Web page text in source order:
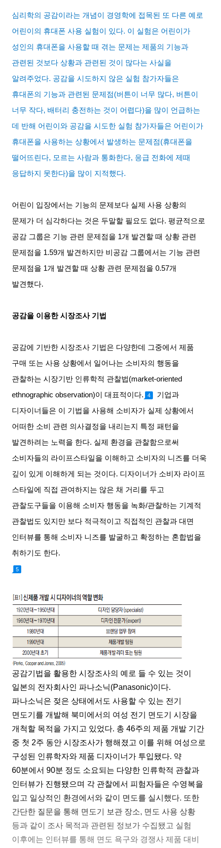
심리학의 공감이라는 개념이 경영학에 접목된 또 다른 예로
어린이의 휴대폰 사용 실험이 있다. 이 실험은 어린이가
성인의 휴대폰을 사용할 때 겪는 문제는 제품의 기능과
관련된 것보다 상황과 관련된 것이 많다는 사실을
알려주었다. 공감을 시도하지 않은 실험 참가자들은
휴대폰의 기능과 관련된 문제점(버튼이 너무 많다, 버튼이
너무 작다,배터리 충전하는 것이 어렵다)을 많이 언급하는
데 반해 어린이와 공감을 시도한 실험 참가자들은 어린이가
휴대폰을 사용하는 상황에서 발생하는 문제점(휴대폰을
떨어뜨린다, 모르는 사람과 통화한다, 응급 전화에 제때
응답하지 못한다)을 많이 지적했다.
어린이 입장에서는 기능의 문제보다 실제 사용 상황의
문제가 더 심각하다는 것은 두말할 필요도 없다. 평균적으로
공감 그룹은 기능 관련 문제점을 1개 발견할 때 상황 관련
문제점을 1.59개 발견하지만 비공감 그룹에서는 기능 관련
문제점을 1개 발견할 때 상황 관련 문제점을 0.57개
발견했다.
공감을 이용한 시장조사 기법
공감에 기반한 시장조사 기법은 다양한데 그중에서 제품
구매 또는 사용 상황에서 일어나는 소비자의 행동을
관찰하는 시장기반 인류학적 관찰법(market-oriented
ethnographic observation)이 대표적이다. 4
기업과
디자이너들은 이 기법을 사용해 소비자가 실제 상황에서
어떠한 소비 관련 의사결정을 내리는지 특정 패턴을
발견하려는 노력을 한다. 실제 환경을 관찰함으로써
소비자들의 라이프스타일을 이해하고 소비자의 니즈를 더욱
깊이 있게 이해하게 되는 것이다. 디자이너가 소비자 라이프
스타일에 직접 관여하지는 않은 채 거리를 두고
관찰도구들을 이용해 소비자 행동을 녹화/관찰하는 기계적
관찰법도 있지만 보다 적극적이고 직접적인 관찰과 대면
인터뷰를 통해 소비자 니즈를 발굴하고 확정하는 혼합법을
취하기도 한다.
5
공감기법을 활용한 시장조사의 예로 들 수 있는 것이
일본의 전자회사인 파나소닉(Panasonic)이다.
파나소닉은 젖은 상태에서도 사용할 수 있는 전기
면도기를 개발해 북미에서의 여성 전기 면도기 시장을
개척할 목적을 가지고 있었다. 총 46주의 제품 개발 기간
중 첫 2주 동안 시장조사가 행해졌고 이를 위해 여성으로
구성된 인류학자와 제품 디자이너가 투입됐다. 약
60분에서 90분 정도 소요되는 다양한 인류학적 관찰과
인터뷰가 진행됐으며 각 관찰에서 피험자들은 수영복을
입고 일상적인 환경에서와 같이 면도를 실시했다. 또한
간단한 질문을 통해 면도기 보관 장소, 면도 사용 상황
등과 같이 조사 목적과 관련된 정보가 수집됐고 실험
이후에는 인터뷰를 통해 면도 욕구와 경쟁사 제품 대비